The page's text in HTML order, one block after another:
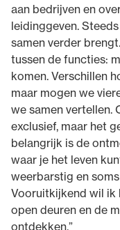
aan bedrijven en
leidinggeven.
samen verder
tussen de functies:
komen. Verschillen
maar mogen we
we samen vertellen.
exclusief, maar het
belangrijk is de
waar je het leven
weerbarstig en
Vooruitkijkend wil ik
open deuren en de
ontdekken.”